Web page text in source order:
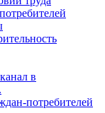
в
потребителей